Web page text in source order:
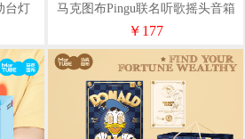
台灯
马克图布Pingu联名听歌摇头音箱
￥177